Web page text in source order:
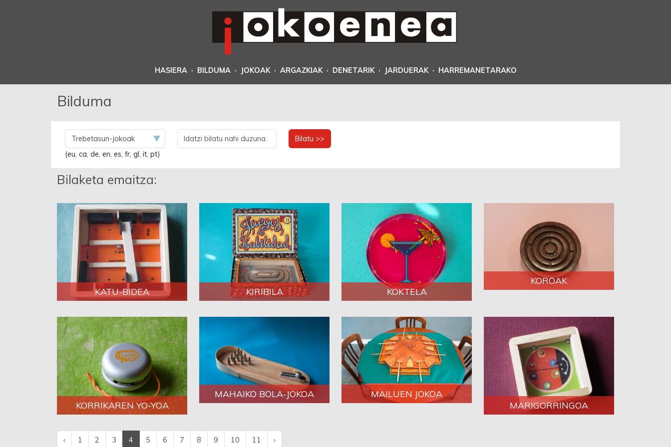
HASIERA · BILDUMA · JOKOAK · ARGAZKIAK · DENETARIK · JARDUERAK · HARREMANETARAKO
Bilduma
Bilatu >>
(eu, ca, de, en, es, fr, gl, it, pt)
Bilaketa emaitza:
KATU-BIDEA KIRIBILA KOKTELA
KOROAK
KORRIKAREN YO-YOA
MAHAIKO BOLA-JOKOA
MAILUEN JOKOA
MARIGORRINGOA
‹ 1 2 3 4 5 6 7 8 9 10 11 ›